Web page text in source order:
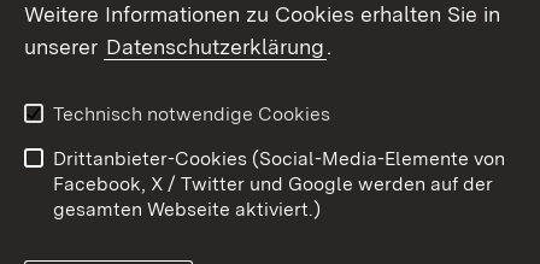
Barrierefreiheit
Benutzungshinweise
Impressum
Cookies
Weitere Informationen zu Cookies erhalten Sie in
unserer Datenschutzerklärung.
Technisch notwendige Cookies
Drittanbieter-Cookies (Social-Media-Elemente von
Facebook, X / Twitter und Google werden auf der
gesamten Webseite aktiviert.)